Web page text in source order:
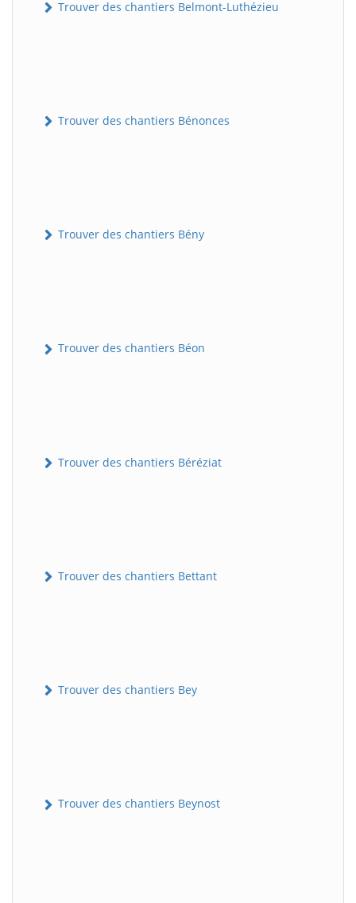
Trouver des chantiers Belmont-Luthézieu
Trouver des chantiers Bénonces
Trouver des chantiers Bény
Trouver des chantiers Béon
Trouver des chantiers Béréziat
Trouver des chantiers Bettant
Trouver des chantiers Bey
Trouver des chantiers Beynost